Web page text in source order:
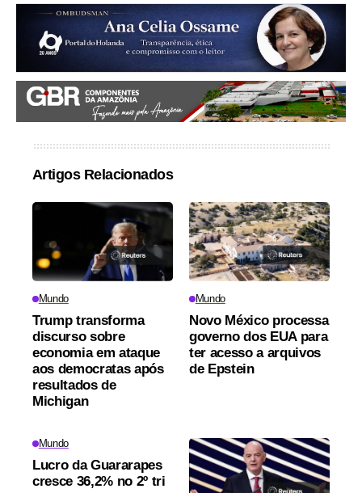
Artigos Relacionados
Mundo
Trump transforma
discurso sobre
economia em ataque
aos democratas após
resultados de
Michigan
Mundo
Novo México processa
governo dos EUA para
ter acesso a arquivos
de Epstein
Mundo
Lucro da Guararapes
cresce 36,2% no 2º tri